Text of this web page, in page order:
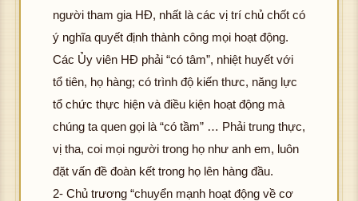
người tham gia HĐ, nhất là các vị trí chủ chốt có
ý nghĩa quyết định thành công mọi hoạt động.
Các Ủy viên HĐ phải “có tâm”, nhiệt huyết với
tổ tiên, họ hàng; có trình độ kiến thưc, năng lực
tổ chức thực hiện và điều kiện hoạt động mà
chúng ta quen gọi là “có tầm” … Phải trung thực,
vị tha, coi mọi người trong họ như anh em, luôn
đặt vấn đề đoàn kết trong họ lên hàng đầu.
2- Chủ trương “chuyển mạnh hoạt động về cơ